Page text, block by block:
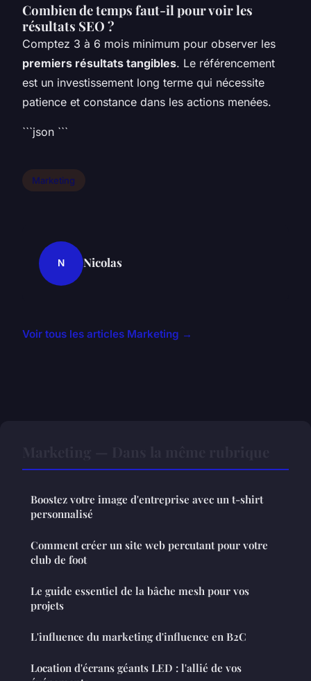
Combien de temps faut-il pour voir les
résultats SEO ?
Comptez 3 à 6 mois minimum pour observer les
premiers résultats tangibles. Le référencement
est un investissement long terme qui nécessite
patience et constance dans les actions menées.
```json ```
Marketing
N Nicolas
Voir tous les articles Marketing →
Boostez votre image d'entreprise avec un t-shirt
personnalisé
Comment créer un site web percutant pour votre
club de foot
Le guide essentiel de la bâche mesh pour vos
projets
L'influence du marketing d'influence en B2C
Location d'écrans géants LED : l'allié de vos